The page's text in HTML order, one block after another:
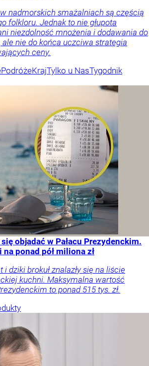
nadmorskich smażalniach są częścią
folkloru. Jednak to nie głupota
niezdolność mnożenia i dodawania do
ale nie do końca uczciwa strategia
ceny.
PodróżeKrajTylko u NasTygodnik
objadać w Pałacu Prezydenckim.
ponad pół miliona zł
dziki brokuł znalazły się na liście
kuchni. Maksymalna wartość
to ponad 515 tys. zł.